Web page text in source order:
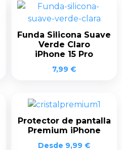
Funda Silicona Suave
Verde Claro
iPhone 15 Pro
7,99 €
Protector de pantalla
Premium iPhone
Desde 9,99 €